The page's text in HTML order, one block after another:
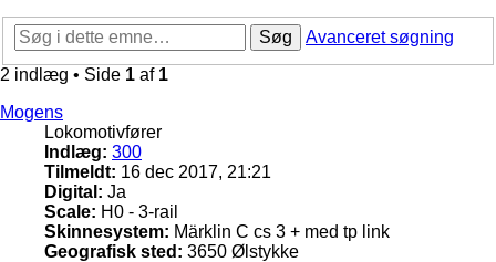
Søg
Avanceret søgning
2 indlæg • Side 1 af 1
Mogens
Lokomotivfører
Indlæg: 300
Tilmeldt: 16 dec 2017, 21:21
Digital: Ja
Scale: H0 - 3-rail
Skinnesystem: Märklin C cs 3 + med tp link
Geografisk sted: 3650 Ølstykke